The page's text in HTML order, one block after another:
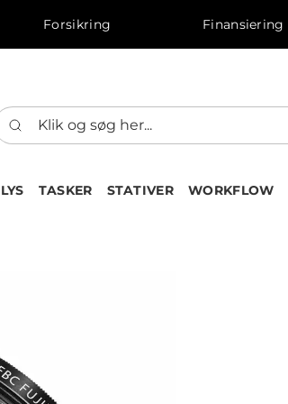
Forsikring Finansiering
LYS TASKER STATIVER WORKFLOW